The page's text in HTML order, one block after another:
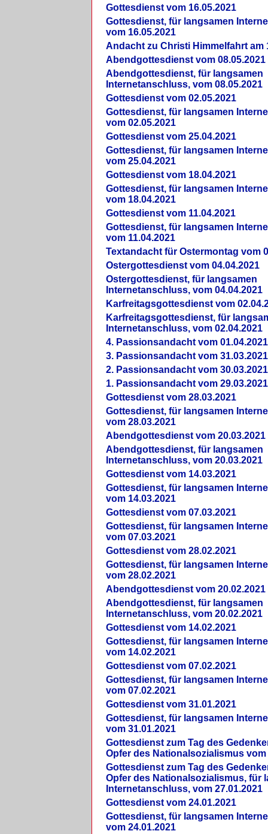
Gottesdienst vom 16.05.2021
Gottesdienst, für langsamen
vom 16.05.2021
Andacht zu Christi Himmelfahrt am
Abendgottesdienst vom 08.05.2021
Abendgottesdienst, für langsamen
Internetanschluss, vom 08.05.2021
Gottesdienst vom 02.05.2021
Gottesdienst, für langsamen
vom 02.05.2021
Gottesdienst vom 25.04.2021
Gottesdienst, für langsamen
vom 25.04.2021
Gottesdienst vom 18.04.2021
Gottesdienst, für langsamen
vom 18.04.2021
Gottesdienst vom 11.04.2021
Gottesdienst, für langsamen
vom 11.04.2021
Textandacht für Ostermontag vom
Ostergottesdienst vom 04.04.2021
Ostergottesdienst, für langsamen
Internetanschluss, vom 04.04.2021
Karfreitagsgottesdienst vom
Karfreitagsgottesdienst, für
Internetanschluss, vom 02.04.2021
4. Passionsandacht vom 01.04.2021
3. Passionsandacht vom 31.03.2021
2. Passionsandacht vom 30.03.2021
1. Passionsandacht vom 29.03.2021
Gottesdienst vom 28.03.2021
Gottesdienst, für langsamen
vom 28.03.2021
Abendgottesdienst vom 20.03.2021
Abendgottesdienst, für langsamen
Internetanschluss, vom 20.03.2021
Gottesdienst vom 14.03.2021
Gottesdienst, für langsamen
vom 14.03.2021
Gottesdienst vom 07.03.2021
Gottesdienst, für langsamen
vom 07.03.2021
Gottesdienst vom 28.02.2021
Gottesdienst, für langsamen
vom 28.02.2021
Abendgottesdienst vom 20.02.2021
Abendgottesdienst, für langsamen
Internetanschluss, vom 20.02.2021
Gottesdienst vom 14.02.2021
Gottesdienst, für langsamen
vom 14.02.2021
Gottesdienst vom 07.02.2021
Gottesdienst, für langsamen
vom 07.02.2021
Gottesdienst vom 31.01.2021
Gottesdienst, für langsamen
vom 31.01.2021
Gottesdienst zum Tag des
Opfer des Nationalsozialismus vom
Gottesdienst zum Tag des
Opfer des Nationalsozialismus, für
Internetanschluss, vom 27.01.2021
Gottesdienst vom 24.01.2021
Gottesdienst, für langsamen
vom 24.01.2021